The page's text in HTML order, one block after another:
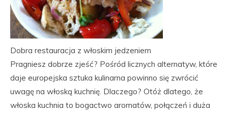
Dobra restauracja z włoskim jedzeniem
Pragniesz dobrze zjeść? Pośród licznych alternatyw, które
daje europejska sztuka kulinarna powinno się zwrócić
uwagę na włoską kuchnię. Dlaczego? Otóż dlatego, że
włoska kuchnia to bogactwo aromatów, połączeń i duża